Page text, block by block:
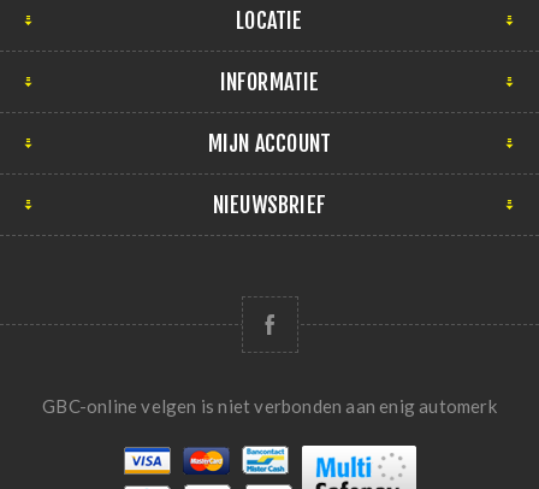
LOCATIE
INFORMATIE
MIJN ACCOUNT
NIEUWSBRIEF
GBC-online velgen is niet verbonden aan enig automerk